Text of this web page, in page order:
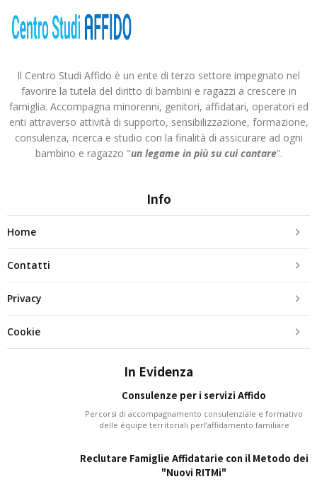
Il Centro Studi Affido è un ente di terzo settore impegnato nel
favorire la tutela del diritto di bambini e ragazzi a crescere in
famiglia. Accompagna minorenni, genitori, affidatari, operatori ed
enti attraverso attività di supporto, sensibilizzazione, formazione,
consulenza, ricerca e studio con la finalità di assicurare ad ogni
bambino e ragazzo "un legame in più su cui contare”.
Info
Home
Contatti
Privacy
Cookie
In Evidenza
Consulenze per i servizi Affido
Percorsi di accompagnamento consulenziale e formativo
delle équipe territoriali perl’affidamento familiare
Reclutare Famiglie Affidatarie con il Metodo dei
"Nuovi RITMi"